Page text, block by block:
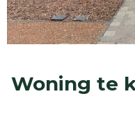
Woning te